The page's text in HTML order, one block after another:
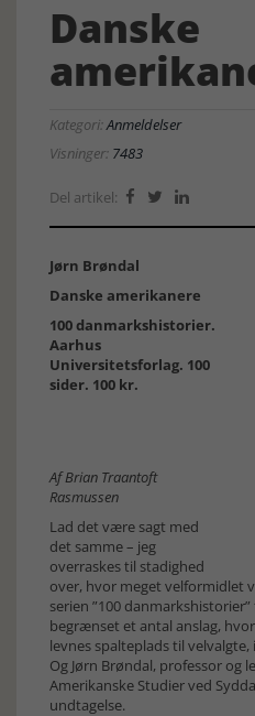
Danske
Kategori:Anmeldelser
Visninger: 7483
Del artikel:   
Jørn Brøndal
Danske amerikanere
100 danmarkshistorier.
Aarhus
Universitetsforlag. 100
sider. 100 kr.
Af Brian Traantoft
Rasmussen
Lad det være sagt med
det samme – jeg
overraskes til stadighed
over, hvor meget velformidlet
serien ”100
begrænset et antal anslag,
levnes spalteplads til
Og Jørn Brøndal, professor og
Amerikanske Studier ved
undtagelse.